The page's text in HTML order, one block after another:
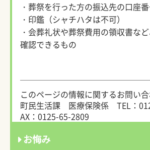
・葬祭を行った方の振込先の口座
・印鑑（シャチハタは不可）
・会葬礼状や葬祭費用の領収書な
確認できるもの
このページの情報に関するお問い
町民生活課 医療保険係
TEL：
AX：0125-65-2809
お悔み